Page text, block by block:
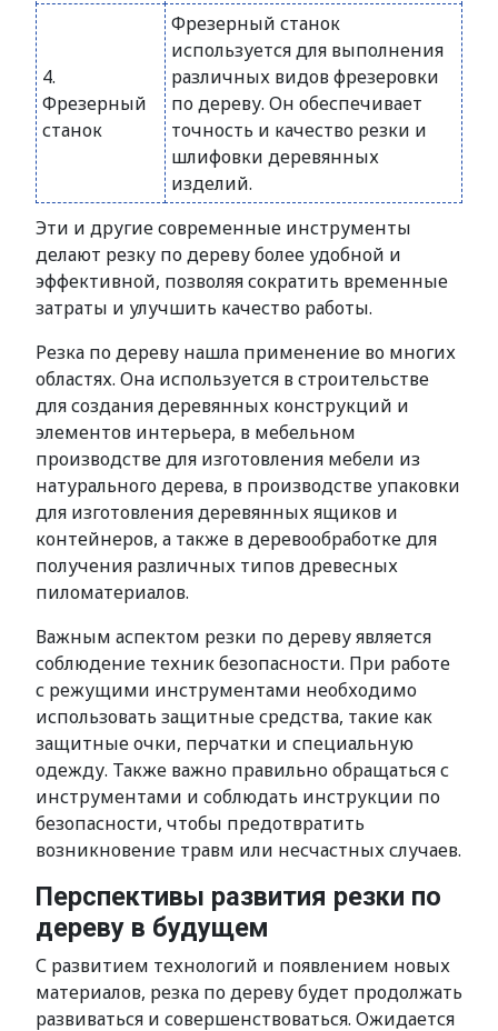
4.
Фрезерный
станок
Фрезерный станок
используется для выполнения
различных видов фрезеровки
по дереву. Он обеспечивает
точность и качество резки и
шлифовки деревянных
изделий.
Эти и другие современные инструменты
делают резку по дереву более удобной и
эффективной, позволяя сократить временные
затраты и улучшить качество работы.
Резка по дереву нашла применение во многих
областях. Она используется в строительстве
для создания деревянных конструкций и
элементов интерьера, в мебельном
производстве для изготовления мебели из
натурального дерева, в производстве упаковки
для изготовления деревянных ящиков и
контейнеров, а также в деревообработке для
получения различных типов древесных
пиломатериалов.
Важным аспектом резки по дереву является
соблюдение техник безопасности. При работе
с режущими инструментами необходимо
использовать защитные средства, такие как
защитные очки, перчатки и специальную
одежду. Также важно правильно обращаться с
инструментами и соблюдать инструкции по
безопасности, чтобы предотвратить
возникновение травм или несчастных случаев.
Перспективы развития резки по
дереву в будущем
С развитием технологий и появлением новых
материалов, резка по дереву будет продолжать
развиваться и совершенствоваться. Ожидается